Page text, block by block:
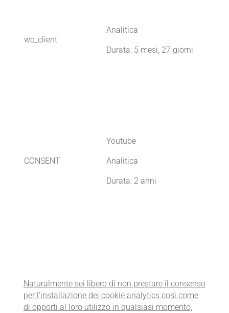
wc_client
Analitica
Durata: 5 mesi, 27 giorni
CONSENT
Youtube
Analitica
Durata: 2 anni
Naturalmente sei libero di non prestare il consenso
per l’installazione dei cookie analytics così come
di opporti al loro utilizzo in qualsiasi momento,